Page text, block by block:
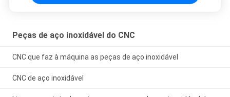
Peças de aço inoxidável do CNC
CNC que faz à máquina as peças de aço inoxidável
CNC de aço inoxidável